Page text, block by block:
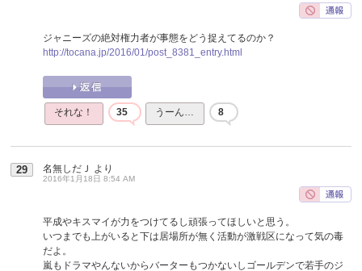
ジャニーズの絶対権力者が事態をどう捉えてるのか？
http://tocana.jp/2016/01/post_8381_entry.html
それな！ 35 うーん… 8
29 名無しだＪ より
2016年1月18日 8:54 AM
平成やキスマイが力をつけてるし頑張ってほしいと思う。
いつまでも上がいると下は居場所が無く活動が激戦区になって気の毒
だよ。
嵐もドラマやんないからバーターもつかないしゴールデンで若手のジ